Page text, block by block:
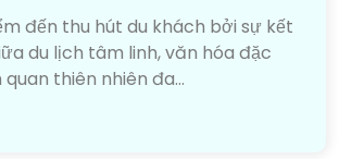
đến thu hút du khách bởi sự kết
du lịch tâm linh, văn hóa đặc
thiên nhiên đa…